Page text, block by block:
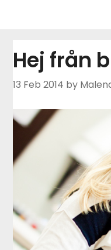
Hej från
13 Feb 2014 by